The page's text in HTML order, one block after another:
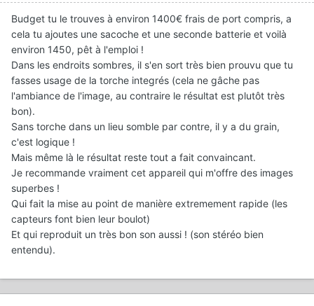
Budget tu le trouves à environ 1400€ frais de port compris, a
cela tu ajoutes une sacoche et une seconde batterie et voilà
environ 1450, pêt à l'emploi !
Dans les endroits sombres, il s'en sort très bien prouvu que tu
fasses usage de la torche integrés (cela ne gâche pas
l'ambiance de l'image, au contraire le résultat est plutôt très
bon).
Sans torche dans un lieu somble par contre, il y a du grain,
c'est logique !
Mais même là le résultat reste tout a fait convaincant.
Je recommande vraiment cet appareil qui m'offre des images
superbes !
Qui fait la mise au point de manière extremement rapide (les
capteurs font bien leur boulot)
Et qui reproduit un très bon son aussi ! (son stéréo bien
entendu).